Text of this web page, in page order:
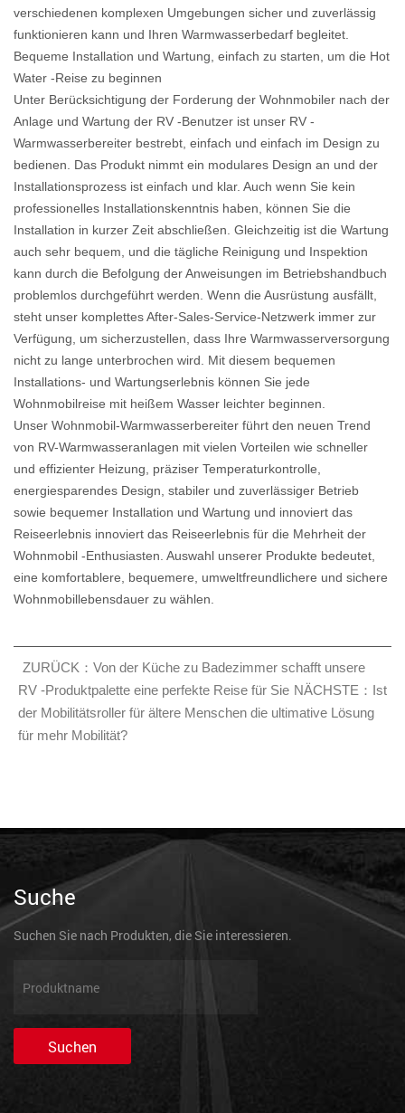
verschiedenen komplexen Umgebungen sicher und zuverlässig
funktionieren kann und Ihren Warmwasserbedarf begleitet.
Bequeme Installation und Wartung, einfach zu starten, um die Hot
Water -Reise zu beginnen
Unter Berücksichtigung der Forderung der Wohnmobiler nach der
Anlage und Wartung der RV -Benutzer ist unser RV -
Warmwasserbereiter bestrebt, einfach und einfach im Design zu
bedienen. Das Produkt nimmt ein modulares Design an und der
Installationsprozess ist einfach und klar. Auch wenn Sie kein
professionelles Installationskenntnis haben, können Sie die
Installation in kurzer Zeit abschließen. Gleichzeitig ist die Wartung
auch sehr bequem, und die tägliche Reinigung und Inspektion
kann durch die Befolgung der Anweisungen im Betriebshandbuch
problemlos durchgeführt werden. Wenn die Ausrüstung ausfällt,
steht unser komplettes After-Sales-Service-Netzwerk immer zur
Verfügung, um sicherzustellen, dass Ihre Warmwasserversorgung
nicht zu lange unterbrochen wird. Mit diesem bequemen
Installations- und Wartungserlebnis können Sie jede
Wohnmobilreise mit heißem Wasser leichter beginnen.
Unser Wohnmobil-Warmwasserbereiter führt den neuen Trend
von RV-Warmwasseranlagen mit vielen Vorteilen wie schneller
und effizienter Heizung, präziser Temperaturkontrolle,
energiesparendes Design, stabiler und zuverlässiger Betrieb
sowie bequemer Installation und Wartung und innoviert das
Reiseerlebnis innoviert das Reiseerlebnis für die Mehrheit der
Wohnmobil -Enthusiasten. Auswahl unserer Produkte bedeutet,
eine komfortablere, bequemere, umweltfreundlichere und sichere
Wohnmobillebensdauer zu wählen.
ZURÜCK：Von der Küche zu Badezimmer schafft unsere
RV -Produktpalette eine perfekte Reise für Sie NÄCHSTE：Ist
der Mobilitätsroller für ältere Menschen die ultimative Lösung
für mehr Mobilität?
Suche
Suchen Sie nach Produkten, die Sie interessieren.